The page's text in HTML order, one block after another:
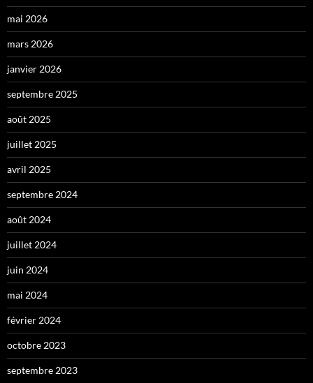
mai 2026
mars 2026
janvier 2026
septembre 2025
août 2025
juillet 2025
avril 2025
septembre 2024
août 2024
juillet 2024
juin 2024
mai 2024
février 2024
octobre 2023
septembre 2023